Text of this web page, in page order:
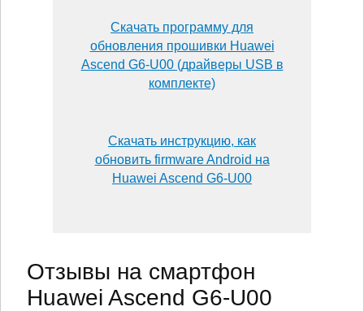
Скачать программу для
обновления прошивки Huawei
Ascend G6-U00 (драйверы USB в
комплекте)
Скачать инструкцию, как
обновить firmware Android на
Huawei Ascend G6-U00
Отзывы на смартфон
Huawei Ascend G6-U00